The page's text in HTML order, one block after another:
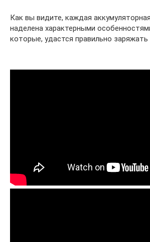
Как вы видите, каждая
наделена характерными
которые, удастся правильно заряжать